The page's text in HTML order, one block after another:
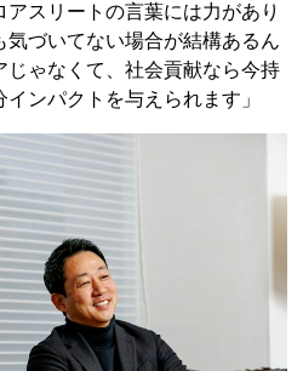
スリートの言葉には力があり
気づいてない場合が結構あるん
じゃなくて、社会貢献なら今持
ンパクトを与えられます」